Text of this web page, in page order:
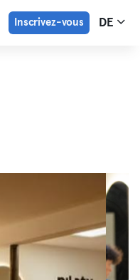
Inscrivez-vous DE